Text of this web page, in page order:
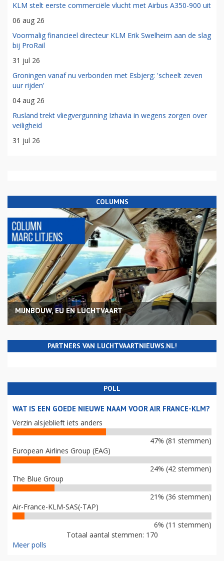
KLM stelt eerste commerciële vlucht met Airbus A350-900 uit
06 aug 26
Voormalig financieel directeur KLM Erik Swelheim aan de slag
bij ProRail
31 jul 26
Groningen vanaf nu verbonden met Esbjerg: 'scheelt zeven
uur rijden'
04 aug 26
Rusland trekt vliegvergunning Izhavia in wegens zorgen over
veiligheid
31 jul 26
COLUMNS
MIJNBOUW, EU EN LUCHTVAART
PARTNERS VAN LUCHTVAARTNIEUWS.NL!
POLL
WAT IS EEN GOEDE NIEUWE NAAM VOOR AIR FRANCE-KLM?
Verzin alsjeblieft iets anders
47% (81 stemmen)
European Airlines Group (EAG)
24% (42 stemmen)
The Blue Group
21% (36 stemmen)
Air-France-KLM-SAS(-TAP)
6% (11 stemmen)
Totaal aantal stemmen: 170
Meer polls